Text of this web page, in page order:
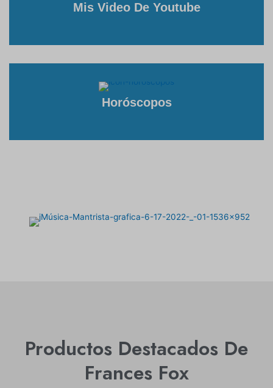
Mis Video De Youtube
Horóscopos
Productos Destacados De
Frances Fox